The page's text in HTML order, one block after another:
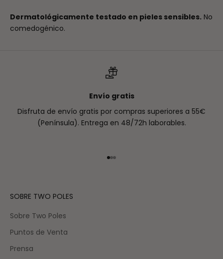
Dermatológicamente testado en pieles sensibles. No
comedogénico.
Envío gratis
Disfruta de envío gratis por compras superiores a 55€
(Península). Entrega en 48/72h laborables.
Ir al artículo 1
Ir al artículo 2
Ir al artículo 3
SOBRE TWO POLES
Sobre Two Poles
Puntos de Venta
Prensa